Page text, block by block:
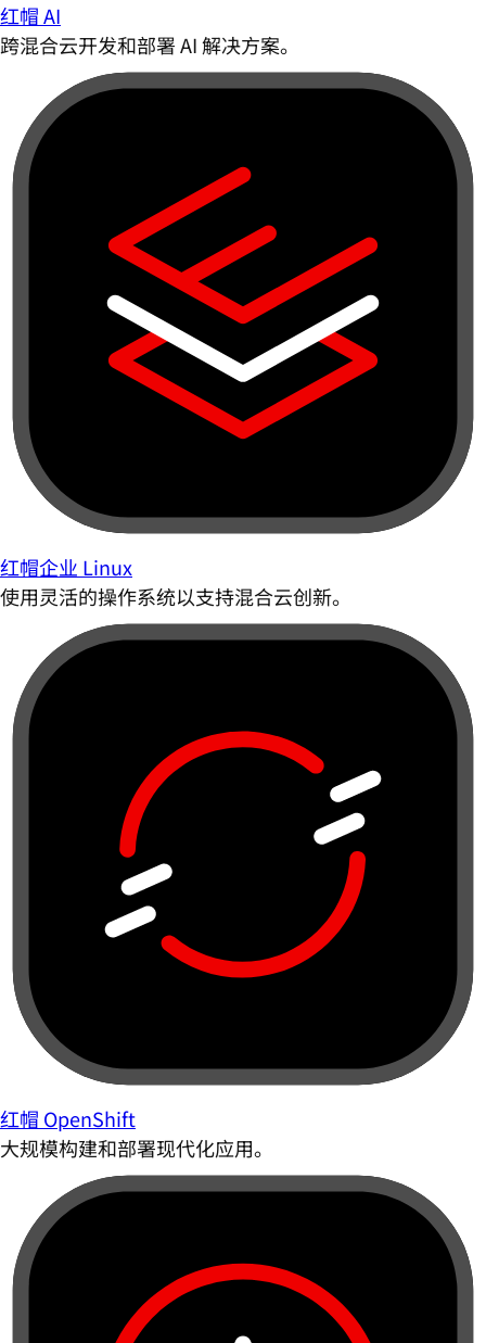
红帽 AI
跨混合云开发和部署 AI 解决方案。
红帽企业 Linux
使用灵活的操作系统以支持混合云创新。
红帽 OpenShift
大规模构建和部署现代化应用。